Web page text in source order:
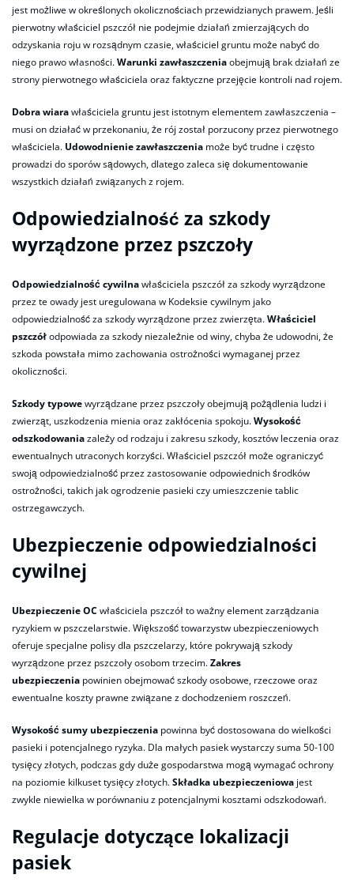
jest możliwe w określonych okolicznościach przewidzianych prawem. Jeśli
pierwotny właściciel pszczół nie podejmie działań zmierzających do
odzyskania roju w rozsądnym czasie, właściciel gruntu może nabyć do
niego prawo własności.Warunki zawłaszczeniaobejmują brak działań ze
strony pierwotnego właściciela oraz faktyczne przejęcie kontroli nad rojem.
Dobra wiarawłaściciela gruntu jest istotnym elementem zawłaszczenia –
musi on działać w przekonaniu, że rój został porzucony przez pierwotnego
właściciela. Udowodnienie zawłaszczenia może być trudne i często
prowadzi do sporów sądowych, dlatego zaleca się dokumentowanie
wszystkich działań związanych z rojem.
Odpowiedzialność za szkody
wyrządzone przez pszczoły
Odpowiedzialność cywilnawłaściciela pszczół za szkody wyrządzone
przez te owady jest uregulowana w Kodeksie cywilnym jako
odpowiedzialność za szkody wyrządzone przez zwierzęta.Właściciel
pszczółodpowiada za szkody niezależnie od winy, chyba że udowodni, że
szkoda powstała mimo zachowania ostrożności wymaganej przez
okoliczności.
Szkody typowewyrządzane przez pszczoły obejmują pożądlenia ludzi i
zwierząt, uszkodzenia mienia oraz zakłócenia spokoju.Wysokość
odszkodowaniazależy od rodzaju i zakresu szkody, kosztów leczenia oraz
ewentualnych utraconych korzyści. Właściciel pszczół może ograniczyć
swoją odpowiedzialność przez zastosowanie odpowiednich środków
ostrożności, takich jak ogrodzenie pasieki czy umieszczenie tablic
ostrzegawczych.
Ubezpieczenie odpowiedzialności
cywilnej
Ubezpieczenie OC właściciela pszczół to ważny element zarządzania
ryzykiem w pszczelarstwie. Większość towarzystw ubezpieczeniowych
oferuje specjalne polisy dla pszczelarzy, które pokrywają szkody
wyrządzone przez pszczoły osobom trzecim.Zakres
ubezpieczenia powinien obejmować szkody osobowe, rzeczowe oraz
ewentualne koszty prawne związane z dochodzeniem roszczeń.
Wysokość sumy ubezpieczenia powinna być dostosowana do wielkości
pasieki i potencjalnego ryzyka. Dla małych pasiek wystarczy suma 50-100
tysięcy złotych, podczas gdy duże gospodarstwa mogą wymagać ochrony
na poziomie kilkuset tysięcy złotych.Składka ubezpieczeniowa jest
zwykle niewielka w porównaniu z potencjalnymi kosztami odszkodowań.
Regulacje dotyczące lokalizacji
pasiek